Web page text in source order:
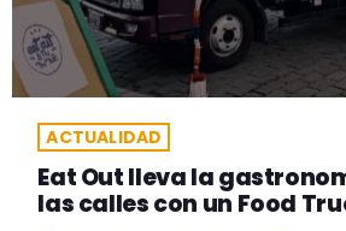
ACTUALIDAD
Eat Out lleva la
las calles con un Food